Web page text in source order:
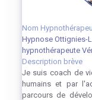
Nom
Hypnose Ottignies-
hypnothérapeute
Description brève
Je suis coach de
humains et par
parcours de